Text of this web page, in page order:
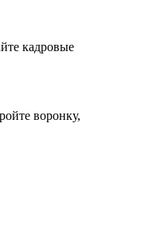
кадровые
воронку,